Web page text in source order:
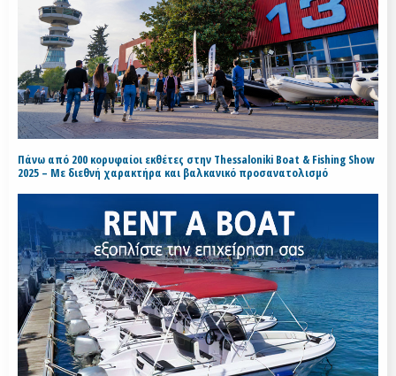
Πάνω από 200 κορυφαίοι εκθέτες στην Thessaloniki Boat & Fishing Show
2025 – Με διεθνή χαρακτήρα και βαλκανικό προσανατολισμό